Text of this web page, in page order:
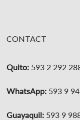
CONTACT
Quito: 593 2 292
WhatsApp: 593 9
Guayaquil: 593 9